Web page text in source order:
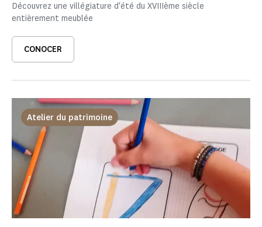
Découvrez une villégiature d'été du XVIIIème siècle
entièrement meublée
CONOCER
Atelier du patrimoine